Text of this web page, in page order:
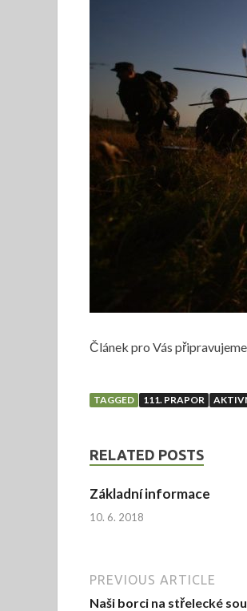
Článek pro Vás
TAGGED 111. PRAPOR
RELATED POSTS
Základní informace
10. 6. 2018
PREVIOUS ARTICLE
Naši borci na střelecké